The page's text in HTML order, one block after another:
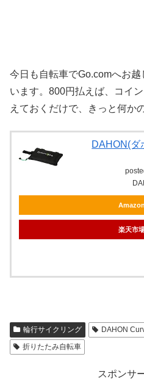
今日も自転車でGo.comへお
います。800円払えば、コイ
えておくだけで、きっと何か
DAHON(ダ
Amazon
楽天市
輪行サイクリング DAHON
折りたたみ自転車
スポンサ